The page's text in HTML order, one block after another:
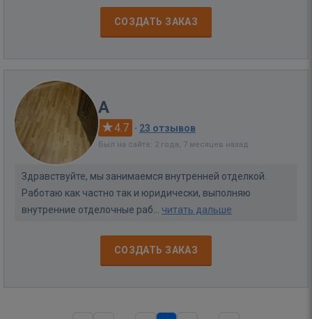
СОЗДАТЬ ЗАКАЗ
A
4.7 · 23 отзывов
Был на сайте: 2 года, 7 месяцев назад
Здравствуйте, мы занимаемся внутренней отделкой.
Работаю как частно так и юридически, выполняю
внутренние отделочные раб... читать дальше
СОЗДАТЬ ЗАКАЗ